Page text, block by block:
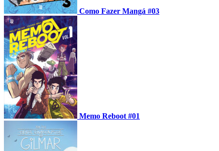
Como Fazer Mangá #03
Memo Reboot #01